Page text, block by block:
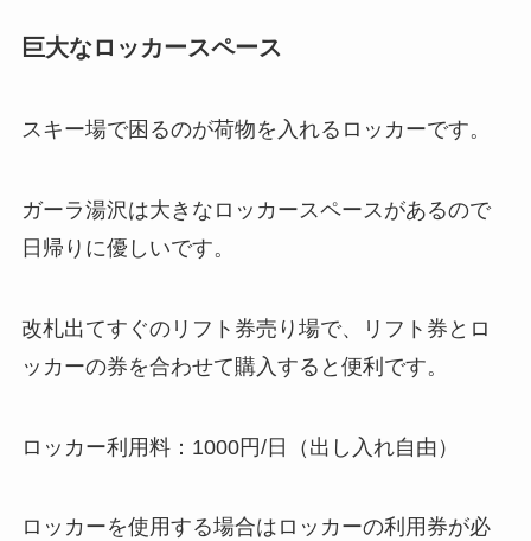
巨大なロッカースペース
スキー場で困るのが荷物を入れるロッカーです。
ガーラ湯沢は大きなロッカースペースがあるので
日帰りに優しいです。
改札出てすぐのリフト券売り場で、リフト券とロ
ッカーの券を合わせて購入すると便利です。
ロッカー利用料：1000円/日（出し入れ自由）
ロッカーを使用する場合はロッカーの利用券が必